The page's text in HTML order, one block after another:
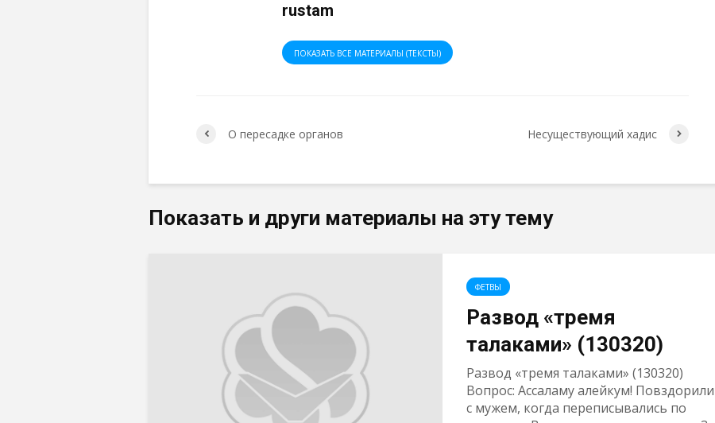
rustam
ПОКАЗАТЬ ВСЕ МАТЕРИАЛЫ (ТЕКСТЫ)
О пересадке органов Несуществующий хадис
Показать и други материалы на эту тему
ФЕТВЫ
Развод «тремя
талаками» (130320)
Развод «тремя талаками» (130320)
Вопрос: Ассаламу алейкум! Повздорили
с мужем, когда переписывались по